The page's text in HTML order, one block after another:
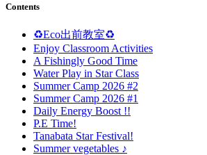
Contents
♻️Eco出前教室♻️
Enjoy Classroom Activities
A Fishingly Good Time
Water Play in Star Class
Summer Camp 2026 #2
Summer Camp 2026 #1
Daily Energy Boost !!
P.E Time!
Tanabata Star Festival!
Summer vegetables ♪